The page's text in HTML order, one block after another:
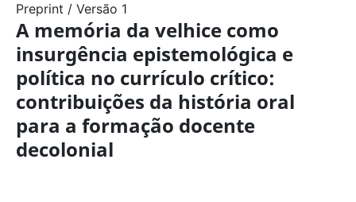
Preprint / Versão 1
A memória da velhice como
insurgência epistemológica e
política no currículo crítico:
contribuições da história oral
para a formação docente
decolonial